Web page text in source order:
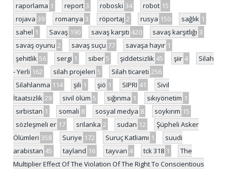
raporlama 1 report 3 roboski 34 robot 15
rojava 39 romanya 3 röportaj 2 rusya 150 sağlık 1
sahel 1 Savaş 190 savaş karşıtı 420 savaş karşıtlığı 3
savaş oyunu 2 savaş suçu 77 savaşa hayır 1
şehitlik 56 sergi 1 siber 5 şiddetsizlik 45 şiir 4
Silah
- Yerli 162 silah projeleri 5 Silah ticareti 256
Silahlanma 114 şili 1 şiö 1 SIPRI 41
Sivil
İtaatsizlik 29 sivil ölüm 5 sığınma 1 sıkıyönetim 1
sırbistan 1 somali 8 sosyal medya 8 soykırım 15
sözleşmeli er 17 srilanka 2 sudan 12
Şüpheli Asker
Ölümleri 358 Suriye 172 Suruç Katliamı 1
suudi
arabistan 45 tayland 16 tayvan 4 tck 318 1
The
Multiplier Effect Of The Violation Of The Right To Conscientious